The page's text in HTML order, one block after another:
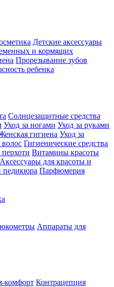
Детские аксессуары
и кормящих
Прорезывание зубов
ребенка
Солнцезащитные средства
Уход за ногами Уход за руками
гигиена Уход за
Гигиенические средства
Витамины красоты
Аксессуары для красоты и
педикюра Парфюмерия
Аппараты для
комфорт Контрацепция